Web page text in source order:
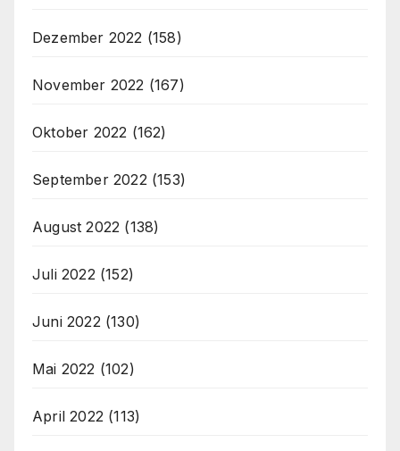
Dezember 2022 (158)
November 2022 (167)
Oktober 2022 (162)
September 2022 (153)
August 2022 (138)
Juli 2022 (152)
Juni 2022 (130)
Mai 2022 (102)
April 2022 (113)